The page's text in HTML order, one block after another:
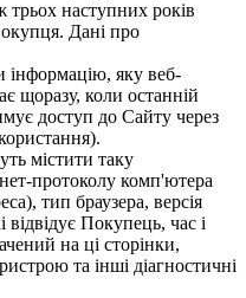
наступних років
Дані про
інформацію, яку веб-
щоразу, коли останній
доступ до Сайту через
містити таку
протоколу комп'ютера
тип браузера, версія
відвідує Покупець, час і
на ці сторінки,
та інші діагностичні